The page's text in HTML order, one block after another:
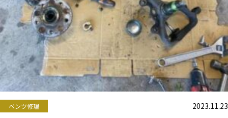
ベンツ修理 2023.11.23